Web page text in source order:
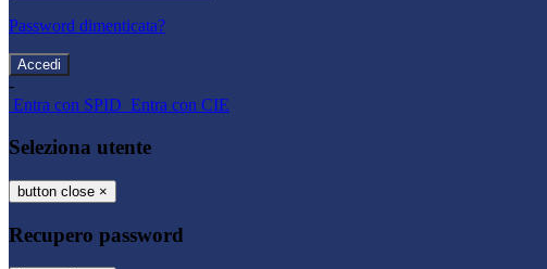
Password dimenticata?
-
Entra con SPID Entra con CIE
Seleziona utente
button close ×
Recupero password